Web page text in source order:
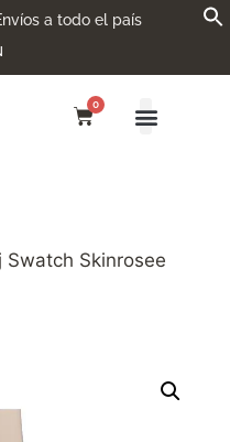
a todo el país
0
Swatch Skinrosee